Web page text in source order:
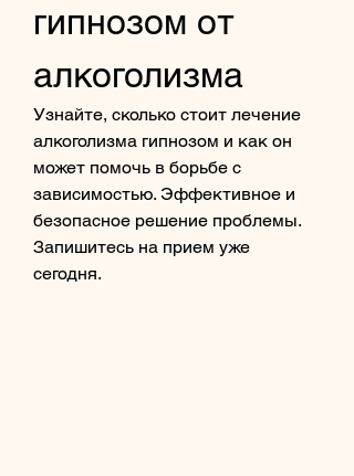
гипнозом от
алкоголизма
Узнайте, сколько стоит лечение
алкоголизма гипнозом и как он
может помочь в борьбе с
зависимостью. Эффективное и
безопасное решение проблемы.
Запишитесь на прием уже
сегодня.